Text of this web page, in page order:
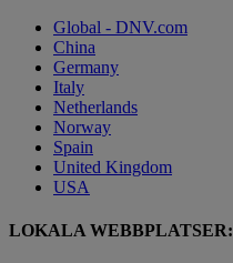
Global - DNV.com
China
Germany
Italy
Netherlands
Norway
Spain
United Kingdom
USA
LOKALA WEBBPLATSER: